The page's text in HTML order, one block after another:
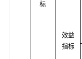
标
效益
指标